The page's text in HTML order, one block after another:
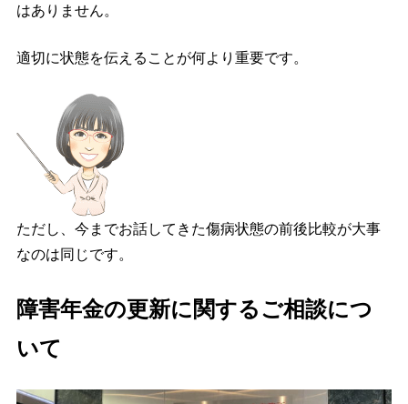
はありません。
適切に状態を伝えることが何より重要です。
ただし、今までお話してきた傷病状態の前後比較が大事
なのは同じです。
障害年金の更新に関するご相談につ
いて